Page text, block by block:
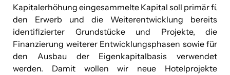
Kapitalerhöhung eingesammelte Kapital soll primär für
den Erwerb und die Weiterentwicklung bereits
identifizierter Grundstücke und Projekte, die
Finanzierung weiterer Entwicklungsphasen sowie für
den Ausbau der Eigenkapitalbasis verwendet
werden. Damit wollen wir neue Hotelprojekte